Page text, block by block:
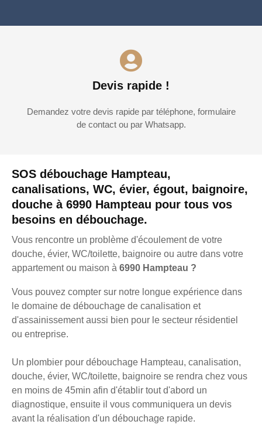
SOS débouchage Hampteau,
canalisations, WC, évier, égout, baignoire,
douche à 6990 Hampteau pour tous vos
besoins en débouchage.
Vous rencontre un problème d'écoulement de votre
douche, évier, WC/toilette, baignoire ou autre dans votre
appartement ou maison à 6990 Hampteau ?
Vous pouvez compter sur notre longue expérience dans
le domaine de débouchage de canalisation et
d'assainissement aussi bien pour le secteur résidentiel
ou entreprise.
Un plombier pour débouchage Hampteau, canalisation,
douche, évier, WC/toilette, baignoire se rendra chez vous
en moins de 45min afin d'établir tout d'abord un
diagnostique, ensuite il vous communiquera un devis
avant la réalisation d'un débouchage rapide.
Devis rapide !
Demandez votre devis rapide par téléphone, formulaire
de contact ou par Whatsapp.